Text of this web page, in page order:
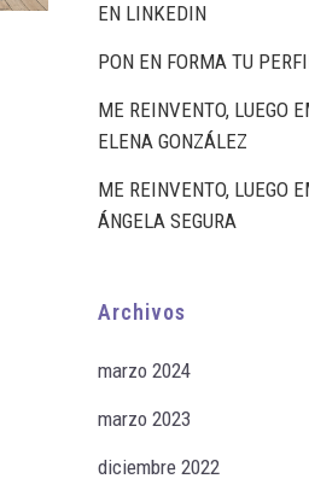
EN LINKEDIN
PON EN FORMA TU
ME REINVENTO, LUEGO
ELENA GONZÁLEZ
ME REINVENTO, LUEGO
ÁNGELA SEGURA
Archivos
marzo 2024
marzo 2023
diciembre 2022